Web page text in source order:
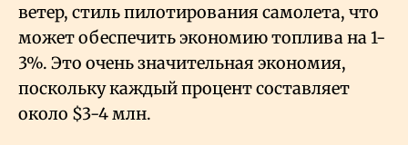
ветер, стиль пилотирования самолета, что
может обеспечить экономию топлива на 1-
3%. Это очень значительная экономия,
поскольку каждый процент составляет
около $3-4 млн.